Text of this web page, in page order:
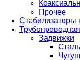
Прочее
Стабилизаторы
Задвижки